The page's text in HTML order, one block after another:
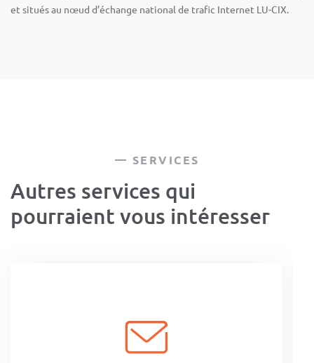
et situés au nœud d’échange national de trafic Internet LU-CIX.
SERVICES
Autres services qui
pourraient vous intéresser